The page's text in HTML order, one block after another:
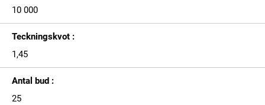
10 000
Teckningskvot :
1,45
Antal bud :
25